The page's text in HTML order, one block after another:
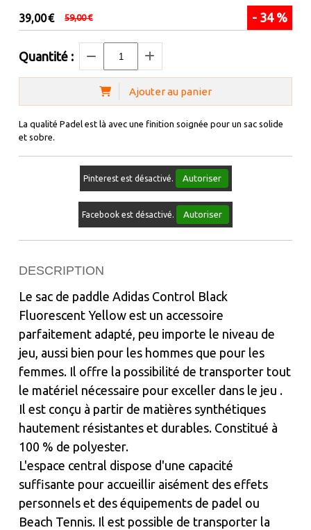
- 34 %
39,00€ 59,00€
Quantité :
Ajouter au panier
La qualité Padel est là avec une finition soignée pour un sac solide
et sobre.
Pinterest est désactivé. Autoriser
Facebook est désactivé. Autoriser
DESCRIPTION
Le sac de paddle Adidas Control Black
Fluorescent Yellow est un accessoire
parfaitement adapté, peu importe le niveau de
jeu, aussi bien pour les hommes que pour les
femmes. Il offre la possibilité de transporter tout
le matériel nécessaire pour exceller dans le jeu .
Il est conçu à partir de matières synthétiques
hautement résistantes et durables. Constitué à
100 % de polyester.
L'espace central dispose d'une capacité
suffisante pour accueillir aisément des effets
personnels et des équipements de padel ou
Beach Tennis. Il est possible de transporter la